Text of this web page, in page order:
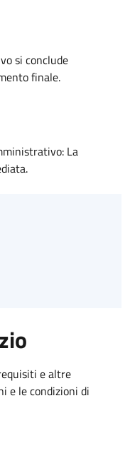
si conclude
finale.
La
e altre
e le condizioni di